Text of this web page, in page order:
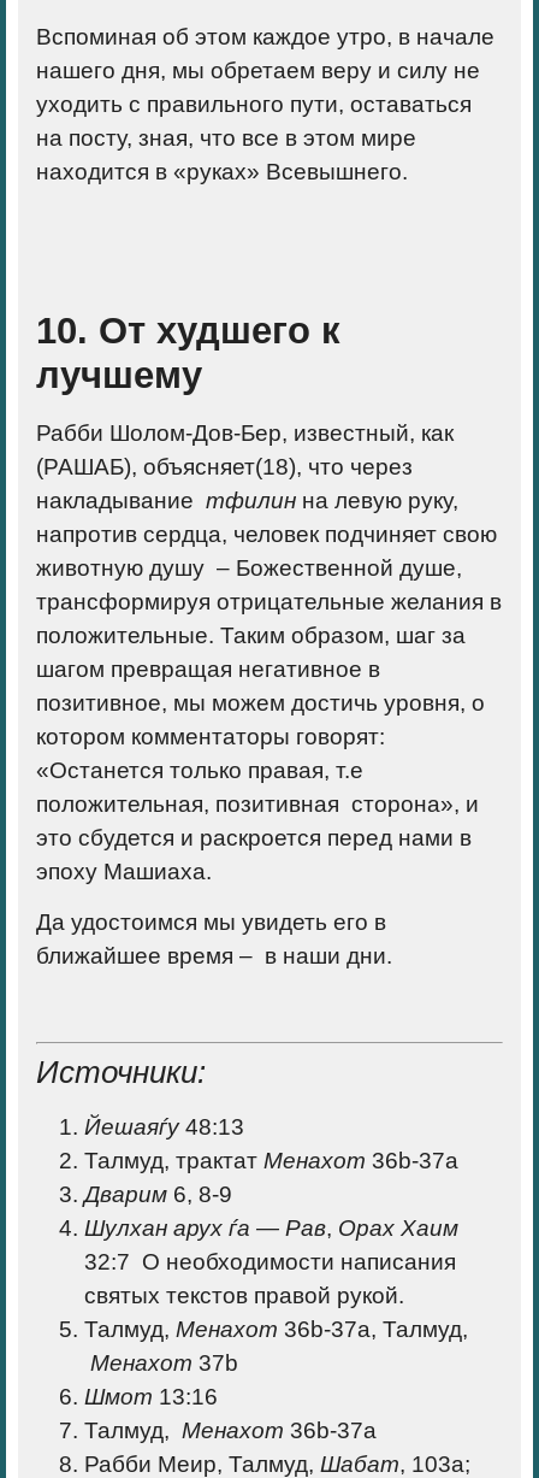
Вспоминая об этом каждое утро, в начале
нашего дня, мы обретаем веру и силу не
уходить с правильного пути, оставаться
на посту, зная, что все в этом мире
находится в «руках» Всевышнего.
10. От худшего к
лучшему
Рабби Шолом-Дов-Бер, известный, как
(РАШАБ), объясняет(18), что через
накладывание тфилин на левую руку,
напротив сердца, человек подчиняет свою
животную душу – Божественной душе,
трансформируя отрицательные желания в
положительные. Таким образом, шаг за
шагом превращая негативное в
позитивное, мы можем достичь уровня, о
котором комментаторы говорят:
«Останется только правая, т.е
положительная, позитивная сторона», и
это сбудется и раскроется перед нами в
эпоху Машиаха.
Да удостоимся мы увидеть его в
ближайшее время – в наши дни.
Источники:
Йешаяѓу48:13
Талмуд, трактат Менахот 36b-37a
Дварим 6, 8-9
Шулхан арух ѓа — Рав, Орах Хаим
32:7 О необходимости написания
святых текстов правой рукой.
Талмуд, Менахот 36b-37a, Талмуд,
Менахот 37b
Шмот 13:16
Талмуд, Менахот 36b-37a
Рабби Меир, Талмуд, Шабат, 103а;